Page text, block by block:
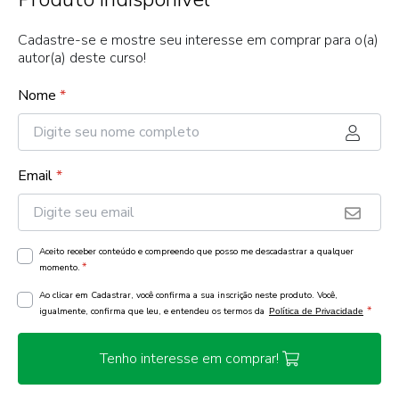
Cadastre-se e mostre seu interesse em comprar para o(a)
autor(a) deste curso!
Nome *
Email*
Aceito receber conteúdo e compreendo que posso me descadastrar a qualquer
momento. *
Ao clicar em Cadastrar, você confirma a sua inscrição neste produto. Você,
igualmente, confirma que leu, e entendeu os termos da Política de Privacidade *
Tenho interesse em comprar!